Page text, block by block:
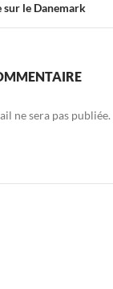
sur le Danemark
ne sera pas publiée.